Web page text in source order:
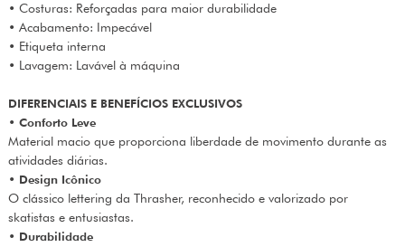
• Costuras: Reforçadas para maior durabilidade
• Acabamento: Impecável
• Etiqueta interna
• Lavagem: Lavável à máquina
DIFERENCIAIS E BENEFÍCIOS EXCLUSIVOS
• Conforto Leve
Material macio que proporciona liberdade de movimento durante as
atividades diárias.
• Design Icônico
O clássico lettering da Thrasher, reconhecido e valorizado por
skatistas e entusiastas.
• Durabilidade